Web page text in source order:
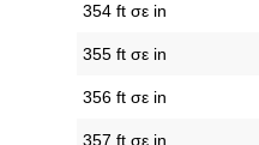
354 ft σε in
355 ft σε in
356 ft σε in
357 ft σε in